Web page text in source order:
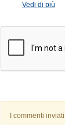
Vedi di più
I commenti